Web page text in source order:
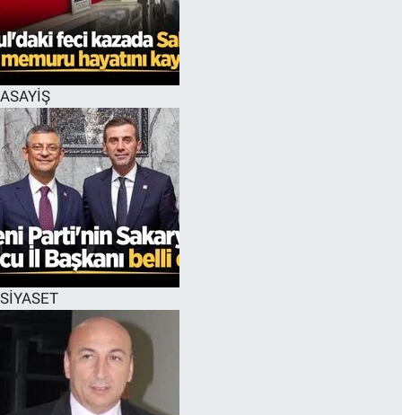
ASAYİŞ
SİYASET
EĞİTİM
MAGAZİN
ÖZEL HABER
HALK54 PANORAMA